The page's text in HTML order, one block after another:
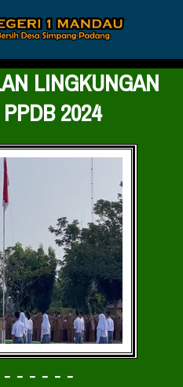
LINGKUNGAN
2024
- - - - -